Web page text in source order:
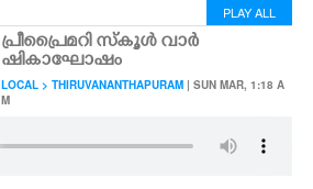
PLAY ALL
പ്രീപ്രെെമറി സ്കൂൾ വാർ
ഷികാഘോഷം
LOCAL > THIRUVANANTHAPURAM | SUN MAR, 1:18 A
M